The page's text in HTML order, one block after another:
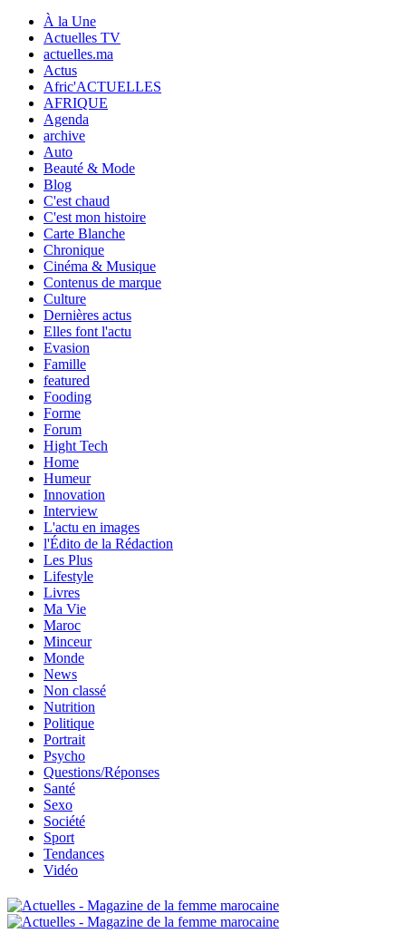
À la Une
Actuelles TV
actuelles.ma
Actus
Afric'ACTUELLES
AFRIQUE
Agenda
archive
Auto
Beauté & Mode
Blog
C'est chaud
C'est mon histoire
Carte Blanche
Chronique
Cinéma & Musique
Contenus de marque
Culture
Dernières actus
Elles font l'actu
Evasion
Famille
featured
Fooding
Forme
Forum
Hight Tech
Home
Humeur
Innovation
Interview
L'actu en images
l'Édito de la Rédaction
Les Plus
Lifestyle
Livres
Ma Vie
Maroc
Minceur
Monde
News
Non classé
Nutrition
Politique
Portrait
Psycho
Questions/Réponses
Santé
Sexo
Société
Sport
Tendances
Vidéo